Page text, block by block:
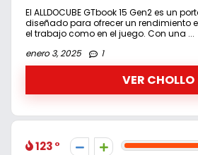
El ALLDOCUBE GTbook 15 Gen2 es un
diseñado para ofrecer un rendimiento
el trabajo como en el juego. Con una ...
enero 3, 2025
1
VER CHOLLO
123